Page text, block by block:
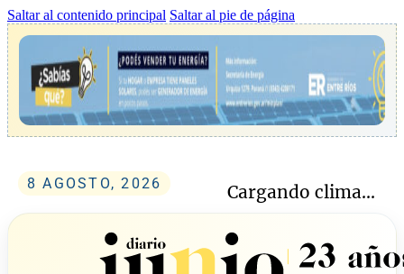
Saltar al contenido principal Saltar al pie de página
8 AGOSTO, 2026 Cargando clima...